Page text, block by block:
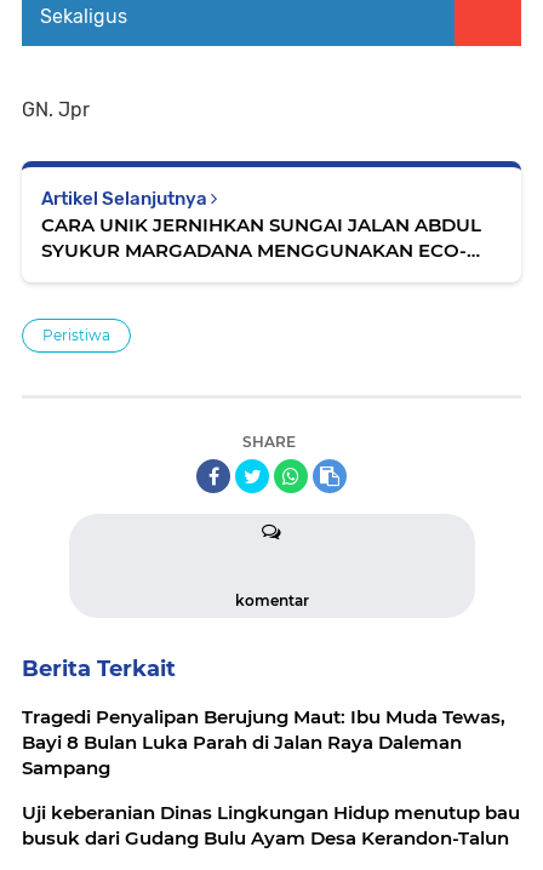
Sekaligus
GN. Jpr
Artikel Selanjutnya
CARA UNIK JERNIHKAN SUNGAI JALAN ABDUL
SYUKUR MARGADANA MENGGUNAKAN ECO-
Peristiwa
SHARE
komentar
Berita Terkait
Tragedi Penyalipan Berujung Maut: Ibu Muda Tewas,
Bayi 8 Bulan Luka Parah di Jalan Raya Daleman
Sampang
Uji keberanian Dinas Lingkungan Hidup menutup bau
busuk dari Gudang Bulu Ayam Desa Kerandon-Talun